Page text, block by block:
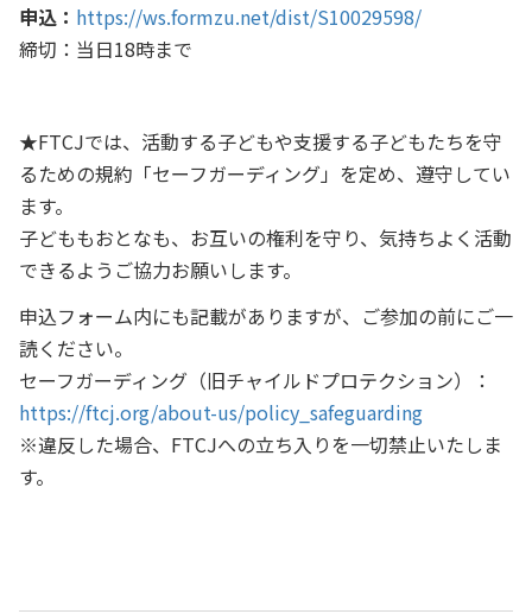
申込： https://ws.formzu.net/dist/S10029598/
締切：当日18時まで
★FTCJでは、活動する子どもや支援する子どもたちを守
るための規約「セーフガーディング」を定め、遵守してい
ます。
子どももおとなも、お互いの権利を守り、気持ちよく活動
できるようご協力お願いします。
申込フォーム内にも記載がありますが、ご参加の前にご一
読ください。
セーフガーディング（旧チャイルドプロテクション）：
https://ftcj.org/about-us/policy_safeguarding
※違反した場合、FTCJへの立ち入りを一切禁止いたしま
す。